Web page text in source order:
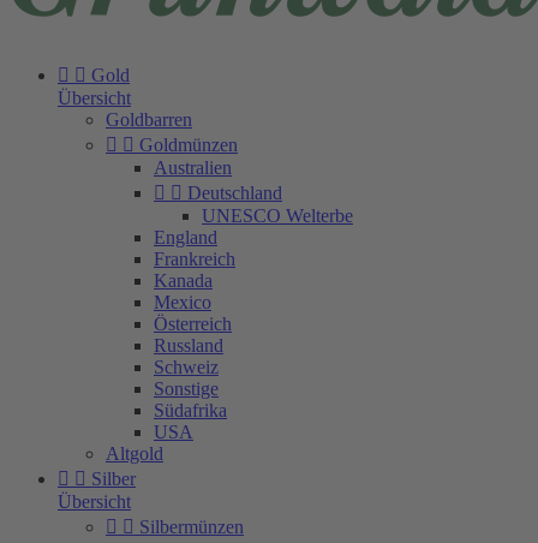
  Gold
Übersicht
Goldbarren
  Goldmünzen
Australien
  Deutschland
UN­ES­CO Welt­er­be
England
Frankreich
Kanada
Mexico
Österreich
Russland
Schweiz
Sonstige
Südafrika
USA
Altgold
  Silber
Übersicht
  Silbermünzen